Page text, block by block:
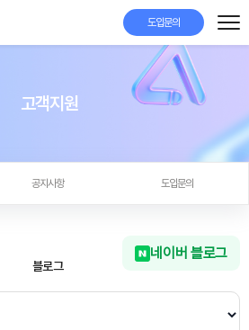
도입문의
고객지원
공지사항 도입문의
블로그
네이버 블로그